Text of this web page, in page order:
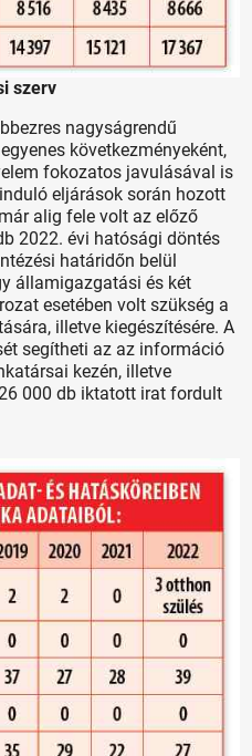
szerv
nagyságrendű
következményeként,
fokozatos javulásával is
eljárások során hozott
alig fele volt az előző
2022. évi hatósági döntés
határidőn belül
államigazgatási és két
esetében volt szükség a
illetve kiegészítésére. A
segítheti az az információ
kezén, illetve
000 db iktatott irat fordult